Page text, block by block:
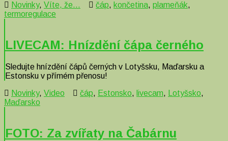
Novinky, Víte, že... čáp, končetina, plameňák,
termoregulace
LIVECAM: Hnízdění čápa černého
Sledujte hnízdění čápů černých v Lotyšsku, Maďarsku a
Estonsku v přímém přenosu!
Novinky, Video čáp, Estonsko, livecam, Lotyšsko,
Maďarsko
FOTO: Za zvířaty na Čabárnu